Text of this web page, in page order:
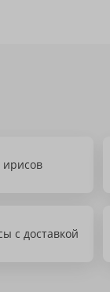
ирисов
с доставкой